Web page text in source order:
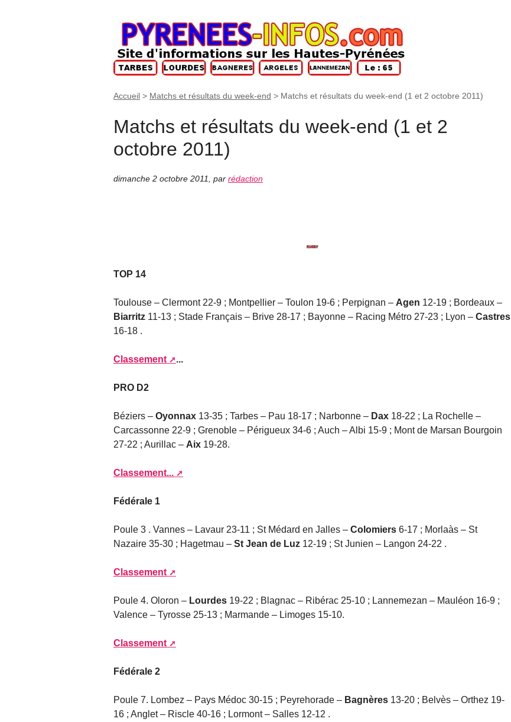
Accueil > Matchs et résultats du week-end > Matchs et résultats du week-end (1 et 2 octobre 2011)
Matchs et résultats du week-end (1 et 2
octobre 2011)
dimanche 2 octobre 2011 par rédaction
TOP 14
Toulouse – Clermont 22-9 ; Montpellier – Toulon 19-6 ; Perpignan – Agen 12-19 ; Bordeaux –
Biarritz 11-13 ; Stade Français – Brive 28-17 ; Bayonne – Racing Métro 27-23 ; Lyon – Castres
16-18 .
Classement ...
PRO D2
Béziers – Oyonnax 13-35 ; Tarbes – Pau 18-17 ; Narbonne – Dax 18-22 ; La Rochelle –
Carcassonne 22-9 ; Grenoble – Périgueux 34-6 ; Auch – Albi 15-9 ; Mont de Marsan Bourgoin
27-22 ; Aurillac – Aix 19-28.
Classement...
Fédérale 1
Poule 3 . Vannes – Lavaur 23-11 ; St Médard en Jalles – Colomiers 6-17 ; Morlaàs – St
Nazaire 35-30 ; Hagetmau – St Jean de Luz 12-19 ; St Junien – Langon 24-22 .
Classement
Poule 4. Oloron – Lourdes 19-22 ; Blagnac – Ribérac 25-10 ; Lannemezan – Mauléon 16-9 ;
Valence – Tyrosse 25-13 ; Marmande – Limoges 15-10.
Classement
Fédérale 2
Poule 7. Lombez – Pays Médoc 30-15 ; Peyrehorade – Bagnères 13-20 ; Belvès – Orthez 19-
16 ; Anglet – Riscle 40-16 ; Lormont – Salles 12-12 .